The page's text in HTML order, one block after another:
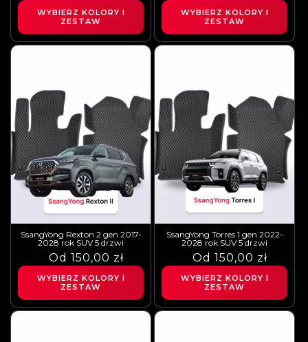
regularna
sprzedaży
WYBIERZ KOLORY I
ZESTAW
regularna
sprzedaży
WYBIERZ KOLORY I
ZESTAW
SsangYong Rexton 2 gen 2017-
2028 rok SUV 5 drzwi
Cena
regularna
Cena
sprzedaży
Od 150,00 zł
WYBIERZ KOLORY I
ZESTAW
SsangYong Torres 1 gen 2022-
2028 rok SUV 5 drzwi
Cena
regularna
Cena
sprzedaży
Od 150,00 zł
WYBIERZ KOLORY I
ZESTAW